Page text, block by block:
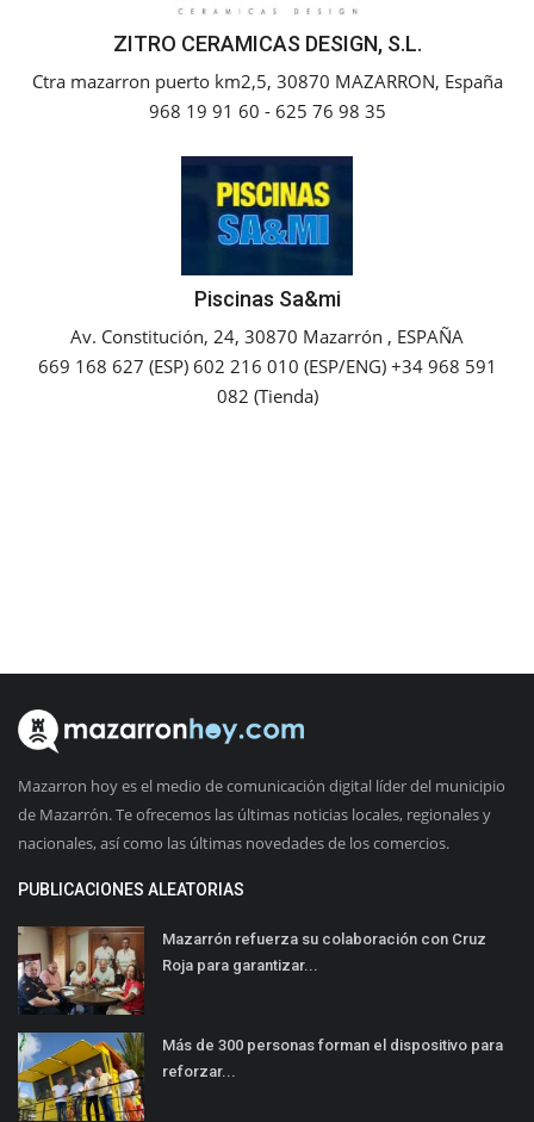
Reportajes
Empresas
Mapa de Mazarrón
Contacto
ZITRO CERAMICAS DESIGN, S.L.
Ctra mazarron puerto km2,5, 30870 MAZARRON, España
968 19 91 60 - 625 76 98 35
Piscinas Sa&mi
Av. Constitución, 24, 30870 Mazarrón , ESPAÑA
669 168 627 (ESP) 602 216 010 (ESP/ENG) +34 968 591
082 (Tienda)
Mazarron hoy es el medio de comunicación digital líder del municipio
de Mazarrón. Te ofrecemos las últimas noticias locales, regionales y
nacionales, así como las últimas novedades de los comercios.
PUBLICACIONES ALEATORIAS
Mazarrón refuerza su colaboración con Cruz
Roja para garantizar...
Más de 300 personas forman el dispositivo para
reforzar...